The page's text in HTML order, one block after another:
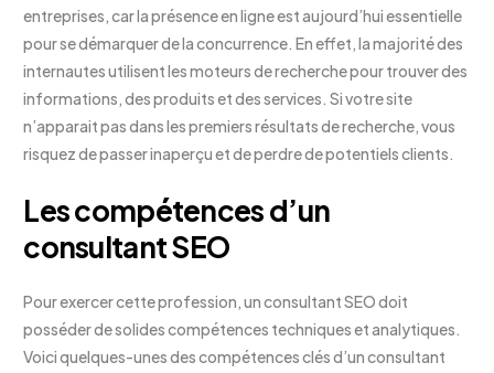
entreprises, car la présence en ligne est aujourd’hui essentielle
pour se démarquer de la concurrence. En effet, la majorité des
internautes utilisent les moteurs de recherche pour trouver des
informations, des produits et des services. Si votre site
n’apparait pas dans les premiers résultats de recherche, vous
risquez de passer inaperçu et de perdre de potentiels clients.
Les compétences d’un
consultant SEO
Pour exercer cette profession, un consultant SEO doit
posséder de solides compétences techniques et analytiques.
Voici quelques-unes des compétences clés d’un consultant